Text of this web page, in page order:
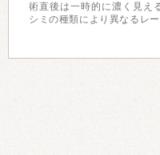
術直後は一時的に濃く見え
シミの種類により異なるレ